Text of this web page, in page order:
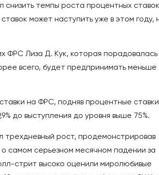
снизить темпы роста процентных
может наступить уже в этом году,
ФРС Лиза Д. Кук, которая порадовалась
всего, будет предпринимать меньше
на ФРС, подняв процентные ставки
до выступления до уровня выше 75%.
трехдневный рост, продемонстрировав
самом серьезном месячном падении за
стрит высоко оценили миролюбивые